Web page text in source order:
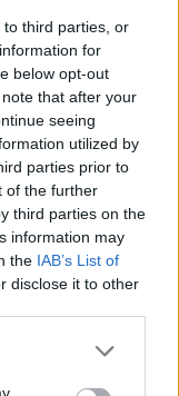
third parties, or
for
below opt-out
that after your
seeing
utilized by
parties prior to
of the further
third parties on the
information may
the IAB’s List of
disclose it to other
πέρασε
μετά